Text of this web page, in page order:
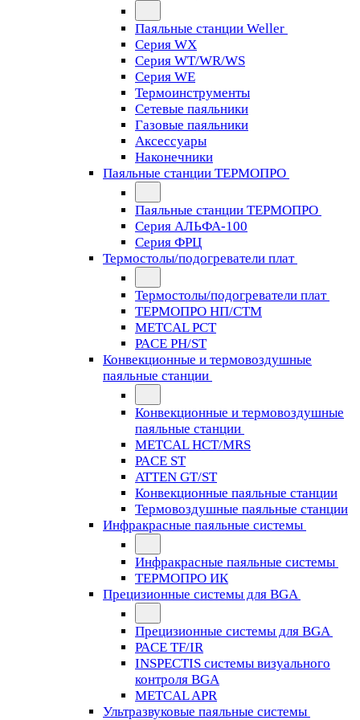
Паяльные станции Weller
Серия WX
Серия WT/WR/WS
Серия WE
Термоинструменты
Сетевые паяльники
Газовые паяльники
Аксессуары
Наконечники
Паяльные станции ТЕРМОПРО
Паяльные станции ТЕРМОПРО
Серия АЛЬФА-100
Серия ФРЦ
Термостолы/подогреватели плат
Термостолы/подогреватели плат
ТЕРМОПРО НП/СТМ
METCAL PCT
PACE PH/ST
Конвекционные и термовоздушные
паяльные станции
Конвекционные и термовоздушные
паяльные станции
METCAL HCT/MRS
PACE ST
ATTEN GT/ST
Конвекционные паяльные станции
Термовоздушные паяльные станции
Инфракрасные паяльные системы
Инфракрасные паяльные системы
ТЕРМОПРО ИК
Прецизионные системы для BGA
Прецизионные системы для BGA
PACE TF/IR
INSPECTIS системы визуального
контроля BGA
METCAL APR
Ультразвуковые паяльные системы